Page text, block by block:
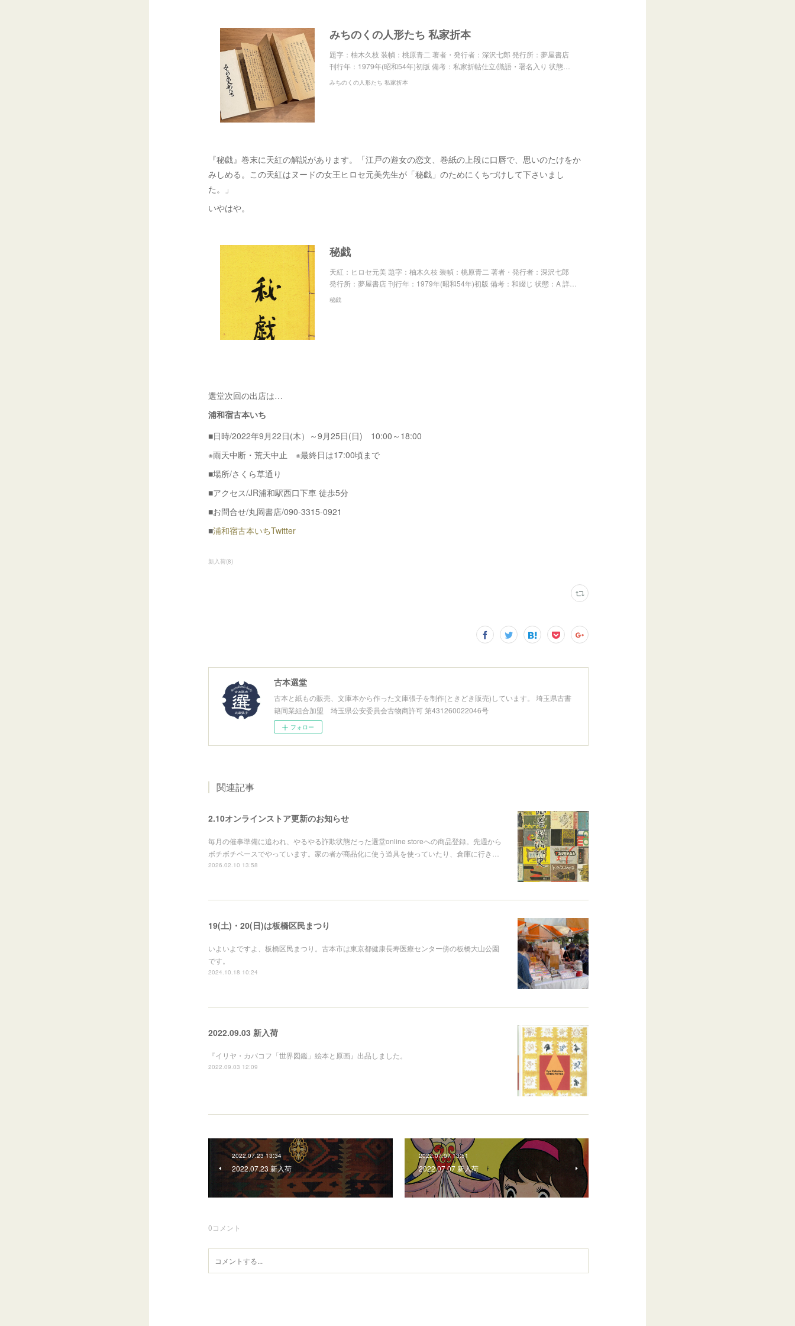
みちのくの人形たち 私家折本
題字：柚木久枝 装幀：桃原青二 著者・発行者：深沢七郎 発行所：夢屋書店
刊行年：1979年(昭和54年)初版 備考：私家折帖仕立/識語・署名入り 状態…
みちのくの人形たち 私家折本
『秘戯』巻末に天紅の解説があります。「江戸の遊女の恋文、巻紙の上段に口唇で、思いのたけをか
みしめる。この天紅はヌードの女王ヒロセ元美先生が「秘戯」のためにくちづけして下さいまし
た。」
いやはや。
秘戯
天紅：ヒロセ元美 題字：柚木久枝 装幀：桃原青二 著者・発行者：深沢七郎
発行所：夢屋書店 刊行年：1979年(昭和54年)初版 備考：和綴じ 状態：A 詳…
秘戯
選堂次回の出店は…
浦和宿古本いち
■日時/2022年9月22日(木）～9月25日(日) 10:00～18:00
※雨天中断・荒天中止 ※最終日は17:00頃まで
■場所/さくら草通り
■アクセス/JR浦和駅西口下車 徒歩5分
■お問合せ/丸岡書店/090-3315-0921
■浦和宿古本いちTwitter
新入荷(8)
古本選堂
古本と紙もの販売、文庫本から作った文庫張子を制作(ときどき販売)しています。 埼玉県古書
籍同業組合加盟 埼玉県公安委員会古物商許可 第431260022046号
フォロー
関連記事
2.10オンラインストア更新のお知らせ
毎月の催事準備に追われ、やるやる詐欺状態だった選堂online storeへの商品登録。先週から
ボチボチペースでやっています。家の者が商品化に使う道具を使っていたり、倉庫に行き…
2026.02.10 13:58
19(土)・20(日)は板橋区民まつり
いよいよですよ、板橋区民まつり。古本市は東京都健康長寿医療センター傍の板橋大山公園
です。
2024.10.18 10:24
2022.09.03 新入荷
『イリヤ・カバコフ「世界図鑑」絵本と原画』出品しました。
2022.09.03 12:09
2022.07.23 13:34
2022.07.23 新入荷
2022.07.07 13:51
2022.07.07 新入荷
0コメント